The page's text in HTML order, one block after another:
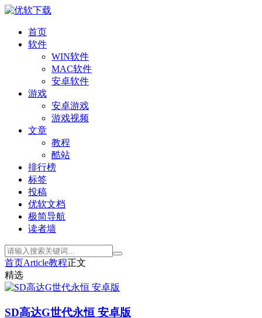
首页
软件
WIN软件
MAC软件
安卓软件
游戏
安卓游戏
游戏视频
文章
教程
酷站
排行榜
标签
投稿
优软文档
极简导航
读者墙
首页Article教程正文
精选
SD高达G世代永恒 安卓版